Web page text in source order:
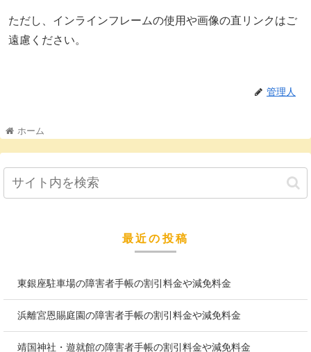
ただし、インラインフレームの使用や画像の直リンクはご
遠慮ください。
管理人
ホーム
最近の投稿
東銀座駐車場の障害者手帳の割引料金や減免料金
浜離宮恩賜庭園の障害者手帳の割引料金や減免料金
靖国神社・遊就館の障害者手帳の割引料金や減免料金